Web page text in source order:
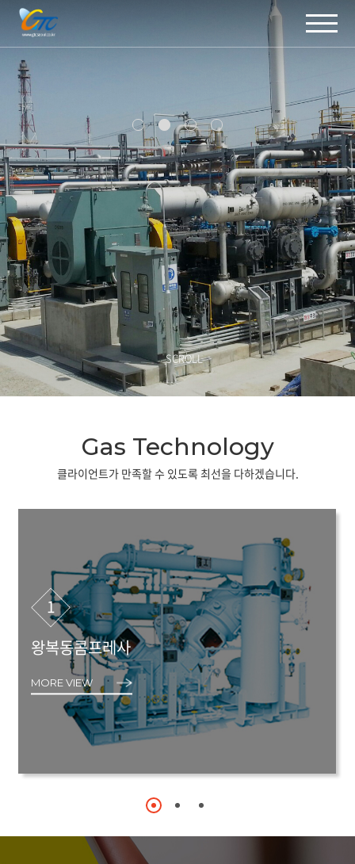
주메뉴 바로가기
컨텐츠 바로가기
SCROLL
Gas Technology
클라이언트가 만족할 수 있도록 최선을 다하겠습니다.
1
왕복동콤프레사
MORE VIEW